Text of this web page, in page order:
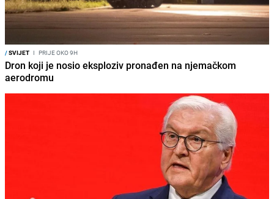
/SVIJET I PRIJE OKO 9H
Dron koji je nosio eksploziv pronađen na njemačkom
aerodromu